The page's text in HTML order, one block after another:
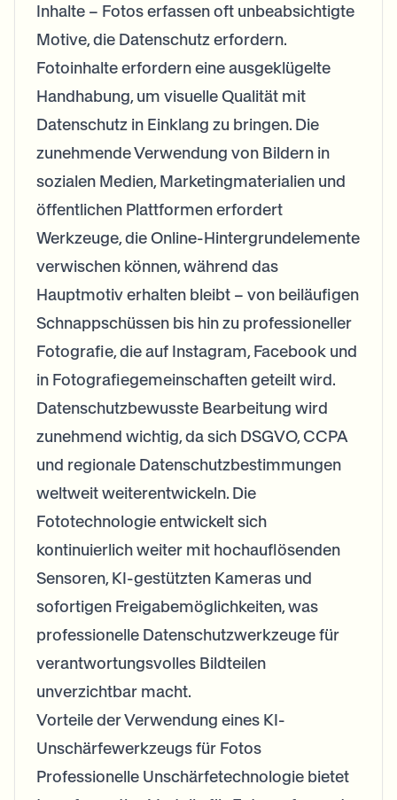
Inhalte – Fotos erfassen oft unbeabsichtigte
Motive, die Datenschutz erfordern.
Fotoinhalte erfordern eine ausgeklügelte
Handhabung, um visuelle Qualität mit
Datenschutz in Einklang zu bringen. Die
zunehmende Verwendung von Bildern in
sozialen Medien, Marketingmaterialien und
öffentlichen Plattformen erfordert
Werkzeuge, die Online-Hintergrundelemente
verwischen können, während das
Hauptmotiv erhalten bleibt – von beiläufigen
Schnappschüssen bis hin zu professioneller
Fotografie, die auf Instagram, Facebook und
in Fotografiegemeinschaften geteilt wird.
Datenschutzbewusste Bearbeitung wird
zunehmend wichtig, da sich DSGVO, CCPA
und regionale Datenschutzbestimmungen
weltweit weiterentwickeln. Die
Fototechnologie entwickelt sich
kontinuierlich weiter mit hochauflösenden
Sensoren, KI-gestützten Kameras und
sofortigen Freigabemöglichkeiten, was
professionelle Datenschutzwerkzeuge für
verantwortungsvolles Bildteilen
unverzichtbar macht.
Vorteile der Verwendung eines KI-
Unschärfewerkzeugs für Fotos
Professionelle Unschärfetechnologie bietet